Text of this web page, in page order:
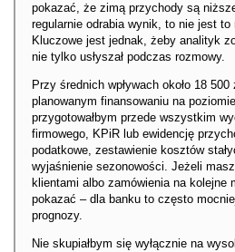
pokazać, że zimą przychody są
regularnie odrabia wynik, to nie jest
Kluczowe jest jednak, żeby analityk
nie tylko usłyszał podczas rozmowy.
Przy średnich wpływach około 18 500
planowanym finansowaniu na
przygotowałbym przede wszystkim
firmowego, KPiR lub ewidencję
podatkowe, zestawienie kosztów
wyjaśnienie sezonowości. Jeżeli
klientami albo zamówienia na kolejne
pokazać – dla banku to często
prognozy.
Nie skupiałbym się wyłącznie na